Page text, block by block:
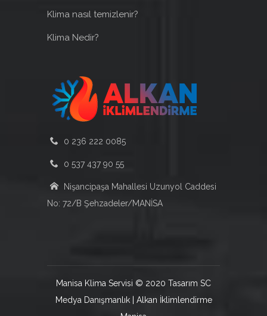
Klima nasıl temizlenir?
Klima Nedir?
0 236 222 0085
0 537 437 90 55
Nişancipaşa Mahallesi Uzunyol Caddesi
No: 72/B Şehzadeler/MANİSA
Manisa Klima Servisi © 2020 Tasarım SC
Medya Danışmanlık | Alkan İklimlendirme